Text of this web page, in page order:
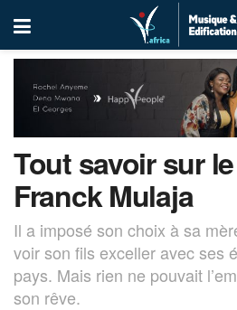
Tout savoir sur
Franck Mulaja
Il a imposé son choix à sa
voir son fils exceller avec ses
pays. Mais rien ne pouvait
son rêve.